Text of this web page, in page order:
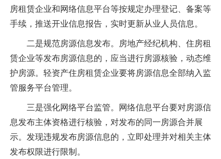
房租赁企业和网络信息平台等按规定办理登记、备案等
手续，推送开业信息报告，实时更新从业人员信息。
二是规范房源信息发布。房地产经纪机构、住房租
赁企业等发布房源信息的，应当进行房源核验，动态维
护房源。轻资产住房租赁企业要将房源信息全部纳入监
管服务平台管理。
三是强化网络平台监管。网络信息平台要对房源信
息发布主体资格进行核验，对发布的同一房源合并展
示。发现违规发布房源信息的，立即处理并对相关主体
发布权限进行限制。